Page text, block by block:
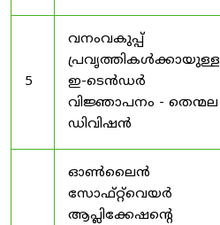
5
വനംവകുപ്പ്
പ്രവൃത്തികൾക്കായുള്ള
ഇ-ടെൻഡർ
വിജ്ഞാപനം - തെന്മല
ഡിവിഷൻ
ഓൺലൈൻ
സോഫ്റ്റ്‌വെയർ
ആപ്ലിക്കേഷന്റെ